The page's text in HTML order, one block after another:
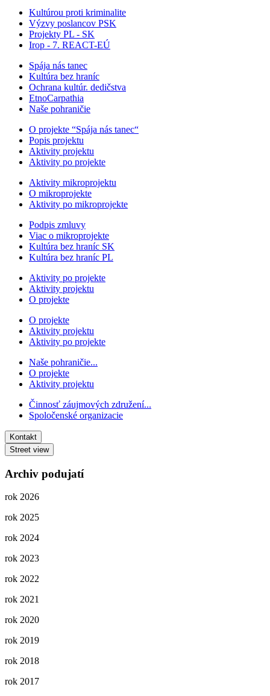
Kultúrou proti kriminalite
Výzvy poslancov PSK
Projekty PL - SK
Irop - 7. REACT-EÚ
Spája nás tanec
Kultúra bez hraníc
Ochrana kultúr. dedičstva
EtnoCarpathia
Naše pohraničie
O projekte “Spája nás tanec“
Popis projektu
Aktivity projektu
Aktivity po projekte
Aktivity mikroprojektu
O mikroprojekte
Aktivity po mikroprojekte
Podpis zmluvy
Viac o mikroprojekte
Kultúra bez hraníc SK
Kultúra bez hraníc PL
Aktivity po projekte
Aktivity projektu
O projekte
O projekte
Aktivity projektu
Aktivity po projekte
Naše pohraničie...
O projekte
Aktivity projektu
Činnosť záujmových združení...
Spoločenské organizacie
Kontakt
Street view
Archiv podujatí
rok 2026
rok 2025
rok 2024
rok 2023
rok 2022
rok 2021
rok 2020
rok 2019
rok 2018
rok 2017